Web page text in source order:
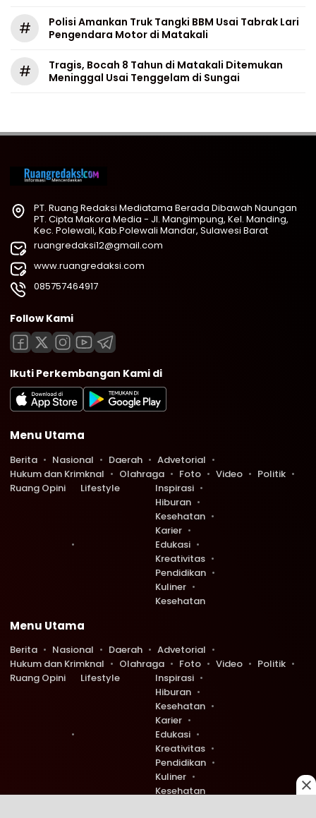
#
Polisi Amankan Truk Tangki BBM Usai Tabrak Lari
Pengendara Motor di Matakali
#
Tragis, Bocah 8 Tahun di Matakali Ditemukan
Meninggal Usai Tenggelam di Sungai
PT. Ruang Redaksi Mediatama Berada Dibawah Naungan
PT. Cipta Makora Media - Jl. Mangimpung, Kel. Manding,
Kec. Polewali, Kab.Polewali Mandar, Sulawesi Barat
ruangredaksi12@gmail.com
www.ruangredaksi.com
085757464917
Follow Kami
Ikuti Perkembangan Kami di
Menu Utama
Berita Nasional Daerah
Advetorial
Hukum dan Krimknal
Olahraga Foto Video
Politik
Ruang Opini
Lifestyle
Inspirasi
Hiburan
Kesehatan
Karier
Edukasi
Kreativitas
Pendidikan
Kuliner
Kesehatan
Menu Utama
Berita Nasional Daerah
Advetorial
Hukum dan Krimknal
Olahraga Foto Video
Politik
Ruang Opini
Lifestyle
Inspirasi
Hiburan
Kesehatan
Karier
Edukasi
Kreativitas
Pendidikan
Kuliner
Kesehatan